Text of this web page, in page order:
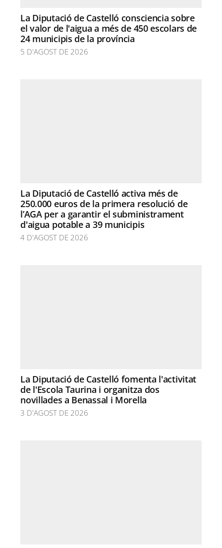
La Diputació de Castelló consciencia sobre
el valor de l'aigua a més de 450 escolars de
24 municipis de la província
5 D'AGOST DE 2026
La Diputació de Castelló activa més de
250.000 euros de la primera resolució de
l’AGA per a garantir el subministrament
d'aigua potable a 39 municipis
4 D'AGOST DE 2026
La Diputació de Castelló fomenta l'activitat
de l'Escola Taurina i organitza dos
novillades a Benassal i Morella
3 D'AGOST DE 2026